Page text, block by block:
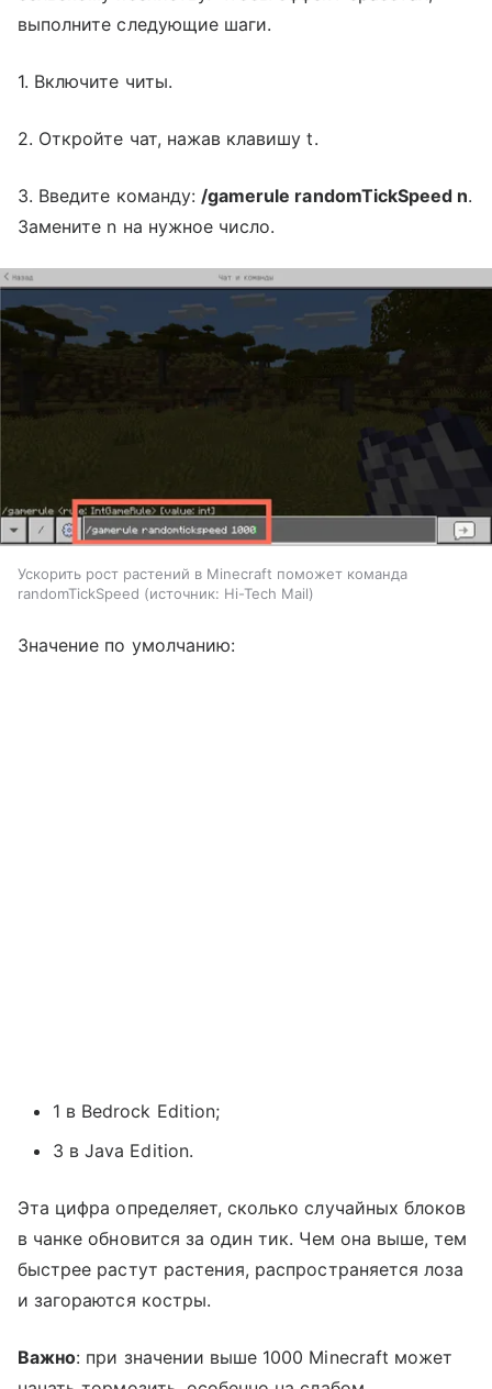
выполните следующие шаги.
1. Включите читы.
2. Откройте чат, нажав клавишу t.
3. Введите команду: /gamerule randomTickSpeed n.
Замените n на нужное число.
Ускорить рост растений в Minecraft поможет команда
randomTickSpeed
источник: Hi-Tech Mail
Значение по умолчанию:
1 в Bedrock Edition;
3 в Java Edition.
Эта цифра определяет, сколько случайных блоков
в чанке обновится за один тик. Чем она выше, тем
быстрее растут растения, распространяется лоза
и загораются костры.
Важно: при значении выше 1000 Minecraft может